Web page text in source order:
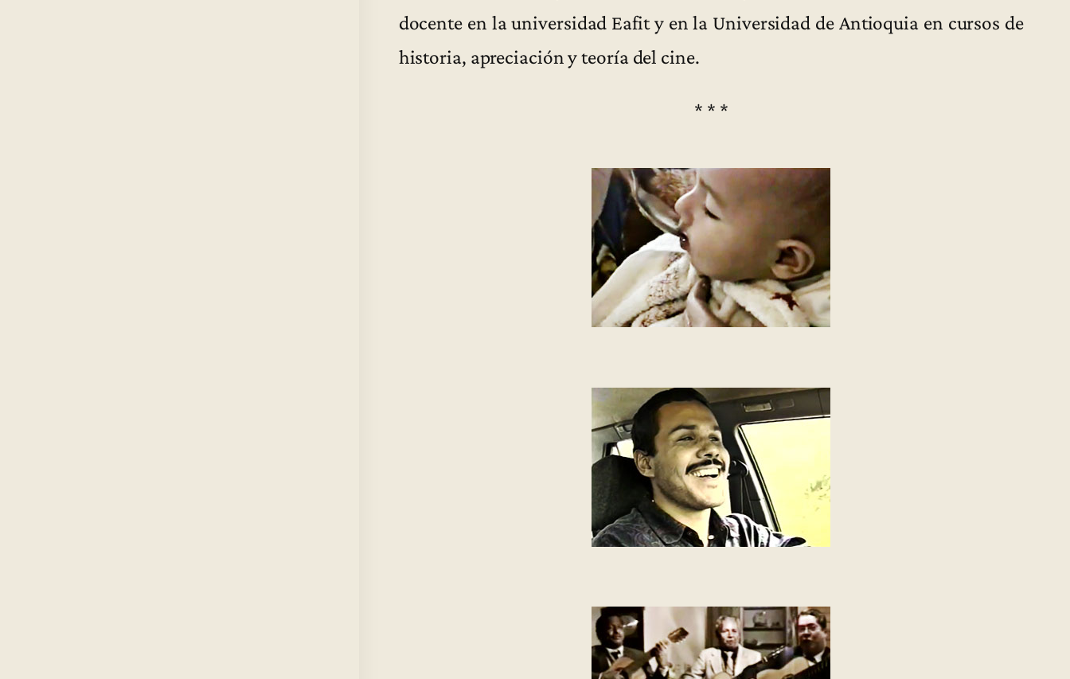
docente en la universidad Eafit y en la Universidad de Antioquia en cursos de
historia, apreciación y teoría del cine.
* * *